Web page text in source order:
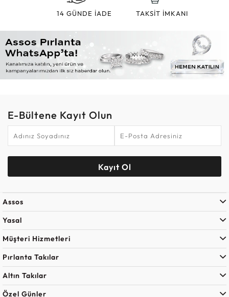
14 GÜNDE İADE TAKSİT İMKANI
E-Bültene Kayıt Olun
Kayıt Ol
Assos
Yasal
Müşteri Hizmetleri
Pırlanta Takılar
Altın Takılar
Özel Günler